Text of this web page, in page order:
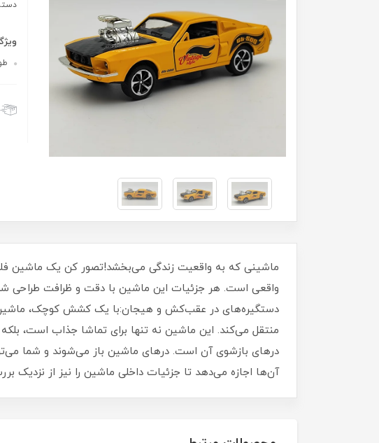
ماشینی که به واقعیت زندگی می‌بخشد!تصور کن یک ماشین
واقعی است. هر جزئیات این ماشین با دقت و ظرافت طراحی
دستگیره‌های در عقب‌کش و هیجان:با یک کشش کوچک، ماشین
منتقل می‌کند. این ماشین نه تنها برای تماشا جذاب است،
درهای بازشوی آن است. درهای ماشین باز می‌شوند و شما
آن‌ها اجازه می‌دهد تا جزئیات داخلی ماشین را نیز از نزدیک